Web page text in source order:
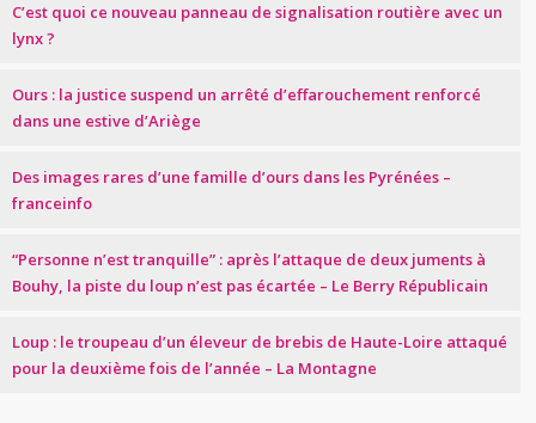
C’est quoi ce nouveau panneau de signalisation routière avec un
lynx ?
Ours : la justice suspend un arrêté d’effarouchement renforcé
dans une estive d’Ariège
Des images rares d’une famille d’ours dans les Pyrénées –
franceinfo
“Personne n’est tranquille” : après l’attaque de deux juments à
Bouhy, la piste du loup n’est pas écartée – Le Berry Républicain
Loup : le troupeau d’un éleveur de brebis de Haute-Loire attaqué
pour la deuxième fois de l’année – La Montagne